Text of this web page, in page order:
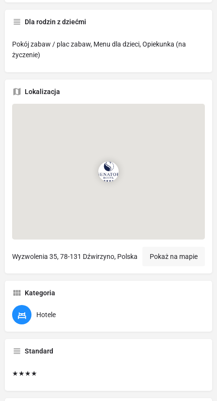
Dla rodzin z dziećmi
Pokój zabaw / plac zabaw, Menu dla dzieci, Opiekunka (na
życzenie)
Lokalizacja
Wyzwolenia 35, 78-131 Dźwirzyno, Polska Pokaż na mapie
Kategoria
Hotele
Standard
★★★★